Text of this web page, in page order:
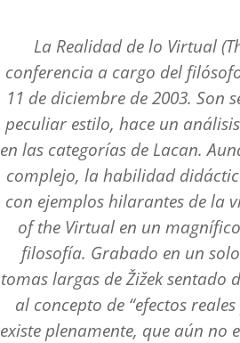
La Realidad de lo Virtual
conferencia a cargo del
11 de diciembre de 2003. Son
peculiar estilo, hace un
en las categorías de Lacan.
complejo, la habilidad
con ejemplos hilarantes de la
of the Virtual en un
filosofía. Grabado en un
tomas largas de Žižek sentado
al concepto de “efectos
existe plenamente, que aún no